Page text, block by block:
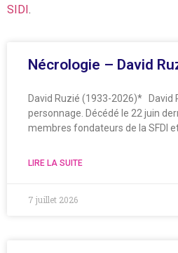
SIDI.
Nécrologie – David
David Ruzié (1933-2026)* David
personnage. Décédé le 22 juin
membres fondateurs de la SFDI
LIRE LA SUITE
7 juillet 2026